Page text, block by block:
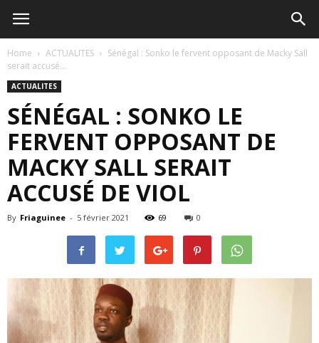
Home ACTUALITES
Sénégal : Sonko le fervent opposant de Macky Sall
serait accusé...
ACTUALITES
SÉNÉGAL : SONKO LE
FERVENT OPPOSANT DE
MACKY SALL SERAIT
ACCUSÉ DE VIOL
By Friaguinee - 5 février 2021 69 0